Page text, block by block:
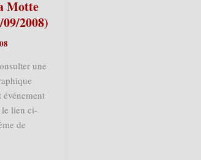
Motte
2008)
une
événement
le lien ci-
de